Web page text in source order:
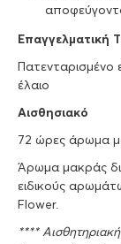
Επαγγελματική
έλαιο
Αισθησιακό
72 ώρες άρωμα
Άρωμα μακράς
ειδικούς
Flower.
****